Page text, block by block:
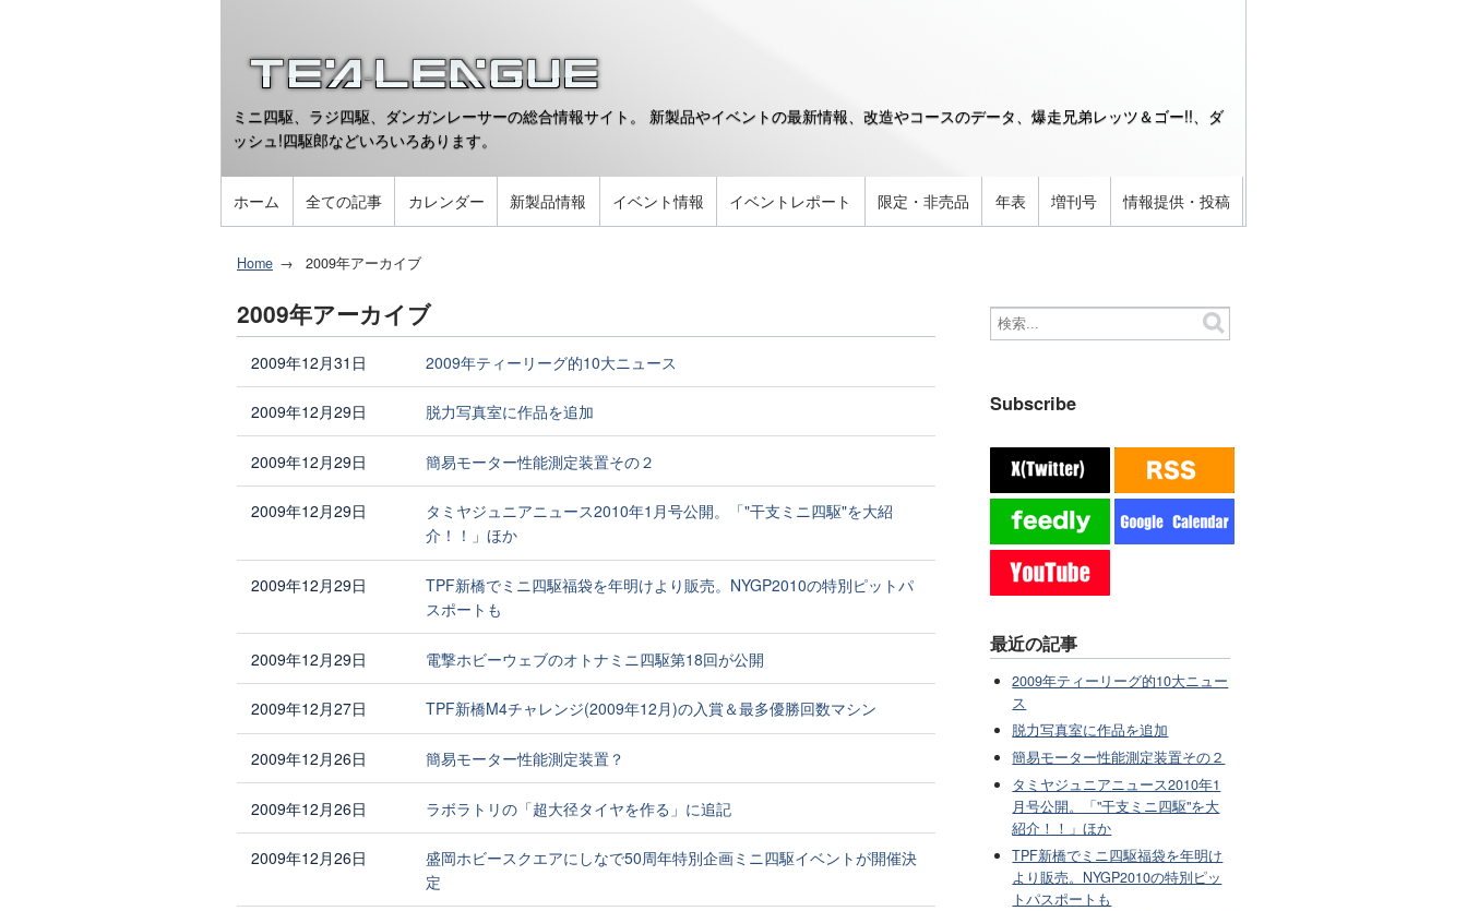
ミニ四駆、ラジ四駆、ダンガンレーサーの総合情報サイト。 新製品やイベントの最新情報、改造やコースのデータ、爆走兄弟レッツ＆ゴー!!、ダ
ッシュ!四駆郎などいろいろあります。
ホーム 全ての記事 カレンダー 新製品情報 イベント情報 イベントレポート 限定・非売品 年表 増刊号 情報提供・投稿
Home 2009年アーカイブ
2009年アーカイブ
2009年12月31日 2009年ティーリーグ的10大ニュース
2009年12月29日 脱力写真室に作品を追加
2009年12月29日 簡易モーター性能測定装置その２
2009年12月29日
タミヤジュニアニュース2010年1月号公開。「"干支ミニ四駆"を大紹
介！！」ほか
2009年12月29日
TPF新橋でミニ四駆福袋を年明けより販売。NYGP2010の特別ピットパ
スポートも
2009年12月29日 電撃ホビーウェブのオトナミニ四駆第18回が公開
2009年12月27日 TPF新橋M4チャレンジ(2009年12月)の入賞＆最多優勝回数マシン
2009年12月26日 簡易モーター性能測定装置？
2009年12月26日 ラボラトリの「超大径タイヤを作る」に追記
2009年12月26日
盛岡ホビースクエアにしなで50周年特別企画ミニ四駆イベントが開催決
定
Subscribe
最近の記事
2009年ティーリーグ的10大ニュー
ス
脱力写真室に作品を追加
簡易モーター性能測定装置その２
タミヤジュニアニュース2010年1
月号公開。「"干支ミニ四駆"を大
紹介！！」ほか
TPF新橋でミニ四駆福袋を年明け
より販売。NYGP2010の特別ピッ
トパスポートも